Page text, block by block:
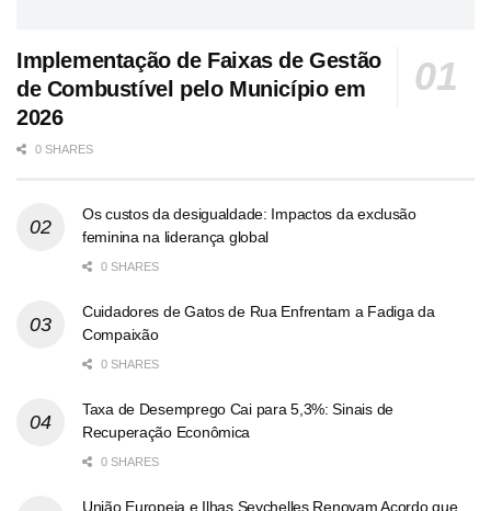
Implementação de Faixas de Gestão
de Combustível pelo Município em
2026
0 SHARES
Os custos da desigualdade: Impactos da exclusão
feminina na liderança global
0 SHARES
Cuidadores de Gatos de Rua Enfrentam a Fadiga da
Compaixão
0 SHARES
Taxa de Desemprego Cai para 5,3%: Sinais de
Recuperação Econômica
0 SHARES
União Europeia e Ilhas Seychelles Renovam Acordo que